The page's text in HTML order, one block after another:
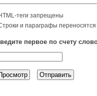
теги запрещены
и параграфы переносятся
первое по счету